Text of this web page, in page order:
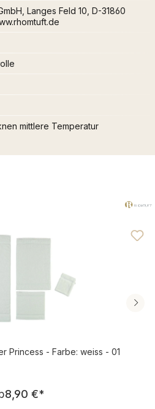
Langes Feld 10, D-31860
mittlere Temperatur
Princess - Farbe: weiss - 01
Regulärer Preis:
8,90 €*